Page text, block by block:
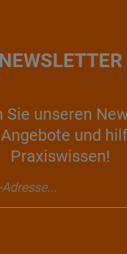
NEWSLETTER
Sie unseren
und
Praxiswissen!